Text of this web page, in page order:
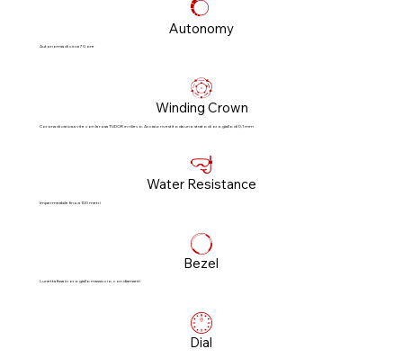
Autonomy
Autonomia di circa 70 ore
Winding Crown
Corona di carica a vite con la rosa TUDOR in rilievo. Acciaio rivestito da uno strato di oro giallo di 0,1 mm
Water Resistance
Impermeabile fino a 100 metri
Bezel
Lunetta fissa in oro giallo massiccio, con diamanti
Dial